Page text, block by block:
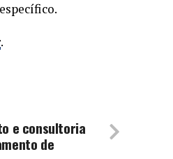
.
e consultoria
de